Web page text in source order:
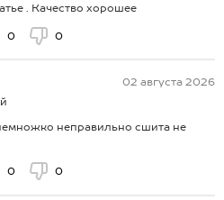
. Качество хорошее
0 0
02 августа 2026
неправильно сшита не
0 0